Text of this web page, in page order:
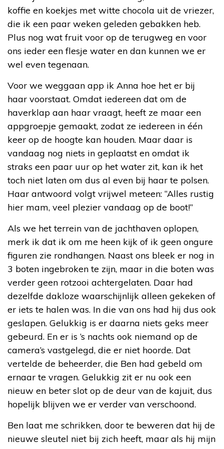
koffie en koekjes met witte chocola uit de vriezer,
die ik een paar weken geleden gebakken heb.
Plus nog wat fruit voor op de terugweg en voor
ons ieder een flesje water en dan kunnen we er
wel even tegenaan.
Voor we weggaan app ik Anna hoe het er bij
haar voorstaat. Omdat iedereen dat om de
haverklap aan haar vraagt, heeft ze maar een
appgroepje gemaakt, zodat ze iedereen in één
keer op de hoogte kan houden. Maar daar is
vandaag nog niets in geplaatst en omdat ik
straks een paar uur op het water zit, kan ik het
toch niet laten om dus al even bij haar te polsen.
Haar antwoord volgt vrijwel meteen: “Alles rustig
hier mam, veel plezier vandaag op de boot!”
Als we het terrein van de jachthaven oplopen,
merk ik dat ik om me heen kijk of ik geen ongure
figuren zie rondhangen. Naast ons bleek er nog in
3 boten ingebroken te zijn, maar in die boten was
verder geen rotzooi achtergelaten. Daar had
dezelfde dakloze waarschijnlijk alleen gekeken of
er iets te halen was. In die van ons had hij dus ook
geslapen. Gelukkig is er daarna niets geks meer
gebeurd. En er is ’s nachts ook niemand op de
camera’s vastgelegd, die er niet hoorde. Dat
vertelde de beheerder, die Ben had gebeld om
ernaar te vragen. Gelukkig zit er nu ook een
nieuw en beter slot op de deur van de kajuit, dus
hopelijk blijven we er verder van verschoond.
Ben laat me schrikken, door te beweren dat hij de
nieuwe sleutel niet bij zich heeft, maar als hij mijn